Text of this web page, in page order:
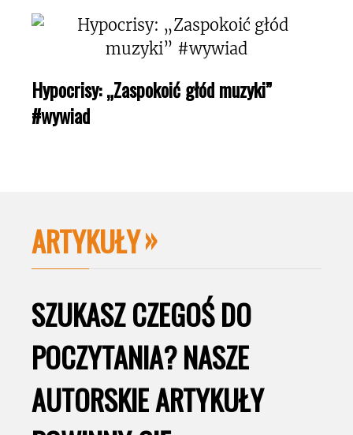
Hypocrisy: „Zaspokoić głód muzyki”
#wywiad
ARTYKUŁY
SZUKASZ CZEGOŚ DO
POCZYTANIA? NASZE
AUTORSKIE ARTYKUŁY